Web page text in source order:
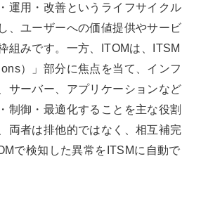
運用・改善というライフサイクル
、ユーザーへの価値提供やサービ
組みです。一方、ITOMは、ITSM
）」部分に焦点を当て、インフ
サーバー、アプリケーションなど
制御・最適化することを主な役割
両者は排他的ではなく、相互補完
で検知した異常をITSMに自動で